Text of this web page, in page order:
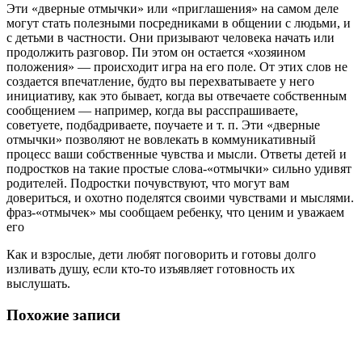
Эти «дверные отмычки» или «приглашения» на самом деле
могут стать полезными посредниками в общении с людьми, и
с детьми в частности. Они призывают человека начать или
продолжить разговор. Пи этом он остается «хозяином
положения» — происходит игра на его поле. От этих слов не
создается впечатление, будто вы перехватываете у него
инициативу, как это бывает, когда вы отвечаете собственным
сообщением — например, когда вы расспрашиваете,
советуете, подбадриваете, поучаете и т. п. Эти «дверные
отмычки» позволяют не вовлекать в коммуникативный
процесс ваши собственные чувства и мысли. Ответы детей и
подростков на такие простые слова-«отмычки» сильно удивят
родителей. Подростки почувствуют, что могут вам
довериться, и охотно поделятся своими чувствами и мыслями.
фраз-«отмычек» мы сообщаем ребенку, что ценим и уважаем
его
Как и взрослые, дети любят поговорить и готовы долго
изливать душу, если кто-то изъявляет готовность их
выслушать.
Похожие записи